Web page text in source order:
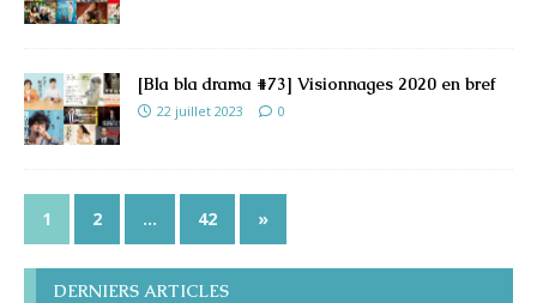
[Bla bla drama #73] Visionnages 2020 en bref
22 juillet 2023 0
1 2 … 42 »
DERNIERS ARTICLES